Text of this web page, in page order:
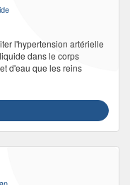
l'hypertension artérielle
dans le corps
d'eau que les reins